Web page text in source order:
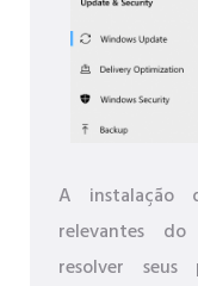
A instalação
relevantes
resolver seus